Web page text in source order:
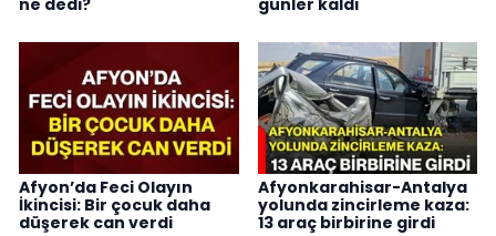
ne dedi?
günler kaldı
Afyon’da Feci Olayın
İkincisi: Bir çocuk daha
düşerek can verdi
Afyonkarahisar-Antalya
yolunda zincirleme kaza:
13 araç birbirine girdi